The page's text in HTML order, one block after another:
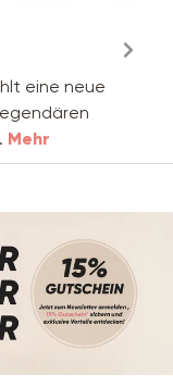
eine neue
Mehr